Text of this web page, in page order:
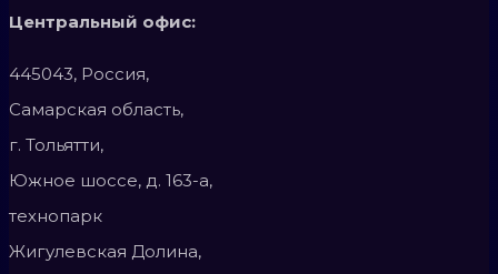
Центральный офис:
445043, Россия,
Самарская область,
г. Тольятти,
Южное шоссе, д. 163-а,
технопарк
Жигулевская Долина,